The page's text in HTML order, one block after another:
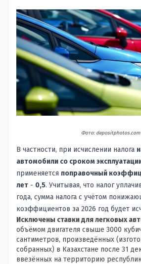
Фото: depositphotos.com
В частности, при исчислении налога
автомобили со сроком
применяется поправочный
лет - 0,5. Учитывая, что налог
года, сумма налога с учётом
коэффициентов за 2026 год будет
Исключены ставки для легковых
объёмом двигателя свыше 3000
сантиметров, произведённых
собранных) в Казахстане после 31
ввезённых на территорию